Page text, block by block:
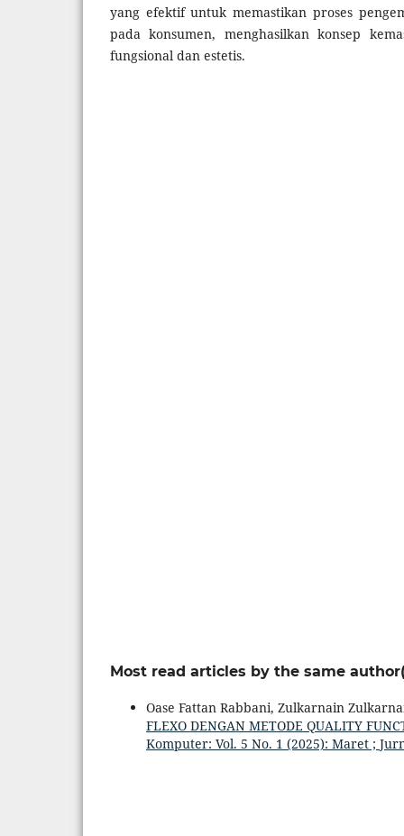
yang efektif untuk memastikan proses
pada konsumen, menghasilkan konsep
fungsional dan estetis.
Most read articles by the same
Oase Fattan Rabbani, Zulkarnain
FLEXO DENGAN METODE QUALITY
Komputer: Vol. 5 No. 1 (2025): Maret ;